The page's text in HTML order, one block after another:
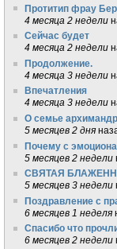
Протитип фрау
4 месяца 2 недели
Сейчас будет
4 месяца 2 недели
Продолжение.
4 месяца 3 недели
Впечатления
4 месяца 3 недели
О семье
5 месяцев 2 дня
Почему с
5 месяцев 2 недели
СВЯТАЯ
5 месяцев 3 недели
Поздравление с
6 месяцев 1 неделя
Спасибо что
6 месяцев 2 недели